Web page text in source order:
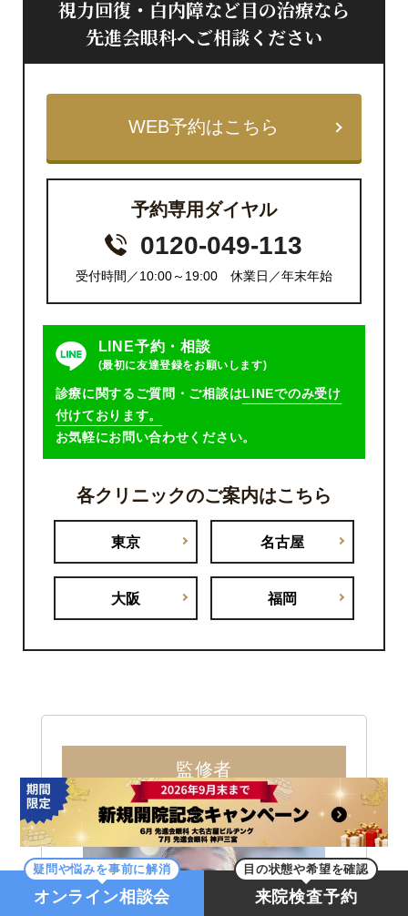
視力回復・白内障など目の治療なら
先進会眼科へご相談ください
WEB予約はこちら
予約専用ダイヤル
0120-049-113
受付時間／10:00～19:00 休業日／年末年始
診療に関するご質問・ご相談はLINEでのみ受け
付けております。
お気軽にお問い合わせください。
LINE予約・相談
(最初に友達登録をお願いします)
各クリニックのご案内はこちら
東京 名古屋
大阪 福岡
監修者
疑問や悩みを事前に解消
オンライン相談会
目の状態や希望を確認
来院検査予約